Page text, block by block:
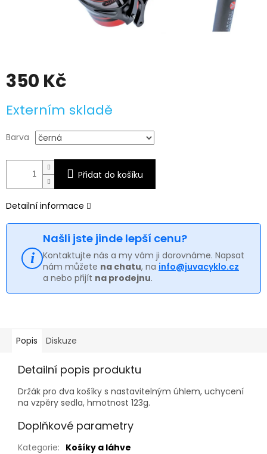
350 Kč
cena:
Externím skladě
Barva
Přidat do košíku
Detailní informace
Našli jste jinde lepší cenu?
Kontaktujte nás a my vám ji dorovnáme. Napsat
nám můžete na chatu, na info@juvacyklo.cz
a nebo přijít na prodejnu.
Popis Diskuze
Detailní popis produktu
Držák pro dva košíky s nastavitelným úhlem, uchycení
na vzpěry sedla, hmotnost 123g.
Doplňkové parametry
Kategorie: Košíky a láhve